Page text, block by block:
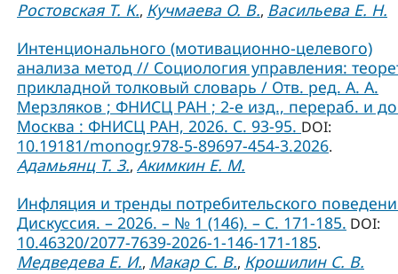
Ростовская Т. К., Кучмаева О. В., Васильева Е. Н.
Интенционального (мотивационно-целевого)
анализа метод // Социология управления:
прикладной толковый словарь / Отв. ред. А. А.
Мерзляков ; ФНИСЦ РАН ; 2-е изд., перераб. и
Москва : ФНИСЦ РАН, 2026. С. 93-95. DOI:
10.19181/monogr.978-5-89697-454-3.2026.
Адамьянц Т. З., Акимкин Е. М.
Инфляция и тренды потребительского
Дискуссия. – 2026. – № 1 (146). – С. 171-185. DOI:
10.46320/2077-7639-2026-1-146-171-185.
Медведева Е. И., Макар С. В., Крошилин С. В.